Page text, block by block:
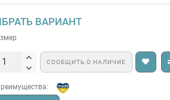
ВАРИАНТ
СООБЩИТЬ О НАЛИЧИЕ